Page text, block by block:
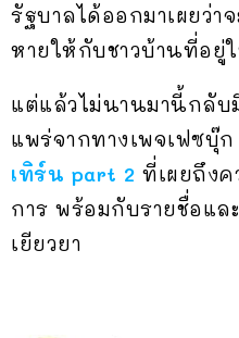
รัฐบาลได้ออกมาเผยว่า
หายให้กับชาวบ้านที่อยู่
แต่แล้วไม่นานมานี้กลับ
แพร่จากทางเพจเฟซบุ๊ก
เทิร์น part 2 ที่เผยถึงค
การ พร้อมกับรายชื่อแล
เยียวยา